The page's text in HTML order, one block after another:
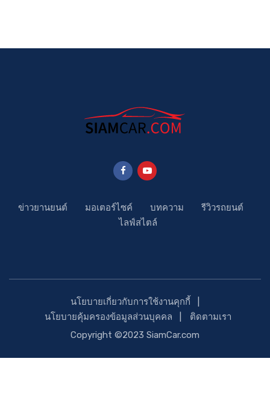
ข่าวยานยนต์ มอเตอร์ไซค์ บทความ
รีวิวรถยนต์
ไลฟ์สไตล์
นโยบายเกี่ยวกับการใช้งานคุกกี้
นโยบายคุ้มครองข้อมูลส่วนบุคคล
ติดตามเรา
Copyright ©2023 SiamCar.com